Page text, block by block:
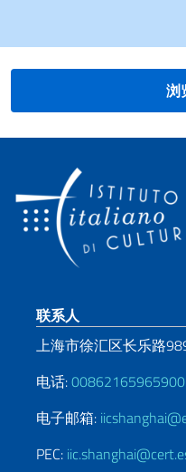
浏
页脚部分
联系人
上海市徐汇区长乐路
电话:00862165965900
电子邮箱:
PEC: